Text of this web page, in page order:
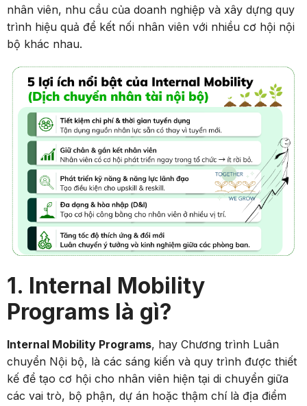
nhân viên, nhu cầu của doanh nghiệp và xây dựng quy
trình hiệu quả để kết nối nhân viên với nhiều cơ hội nội
bộ khác nhau.
1. Internal Mobility
Programs là gì?
Internal Mobility Programs, hay Chương trình Luân
chuyển Nội bộ, là các sáng kiến và quy trình được thiết
kế để tạo cơ hội cho nhân viên hiện tại di chuyển giữa
các vai trò, bộ phận, dự án hoặc thậm chí là địa điểm